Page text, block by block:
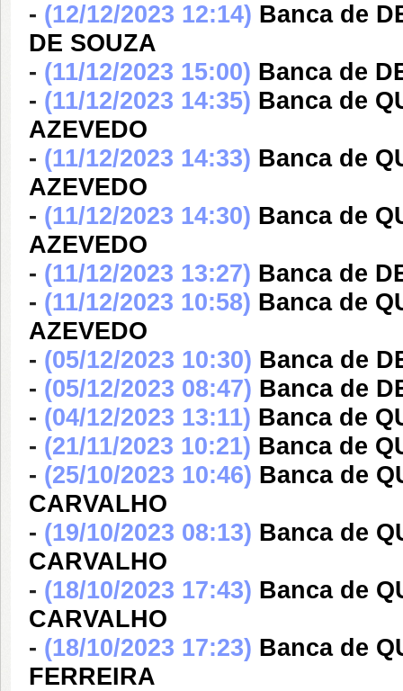
- (12/12/2023 12:14) Banca de
DE SOUZA
- (11/12/2023 15:00) Banca de
- (11/12/2023 14:35) Banca de
AZEVEDO
- (11/12/2023 14:33) Banca de
AZEVEDO
- (11/12/2023 14:30) Banca de
AZEVEDO
- (11/12/2023 13:27) Banca de
- (11/12/2023 10:58) Banca de
AZEVEDO
- (05/12/2023 10:30) Banca de
- (05/12/2023 08:47) Banca de
- (04/12/2023 13:11) Banca de
- (21/11/2023 10:21) Banca de
- (25/10/2023 10:46) Banca de
CARVALHO
- (19/10/2023 08:13) Banca de
CARVALHO
- (18/10/2023 17:43) Banca de
CARVALHO
- (18/10/2023 17:23) Banca de
FERREIRA